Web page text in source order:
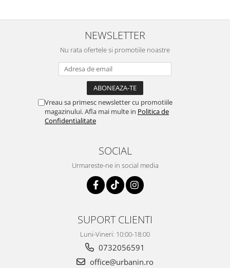
NEWSLETTER
Nu rata ofertele si promotiile noastre
Vreau sa primesc newsletter cu promotiile
magazinului. Afla mai multe in Politica de
Confidentialitate
SOCIAL
Urmareste-ne in social media
SUPORT CLIENTI
Luni-Vineri: 10:00-18:00
0732056591
office@urbanin.ro